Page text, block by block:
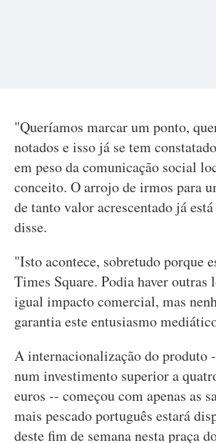
"Queríamos marcar um ponto,
notados e isso já se tem
em peso da comunicação social
conceito. O arrojo de irmos para
de tanto valor acrescentado já
disse.
"Isto acontece, sobretudo porque
Times Square. Podia haver outras
igual impacto comercial, mas
garantia este entusiasmo
A internacionalização do produto
num investimento superior a
euros -- começou com apenas as
mais pescado português estará
deste fim de semana nesta praça